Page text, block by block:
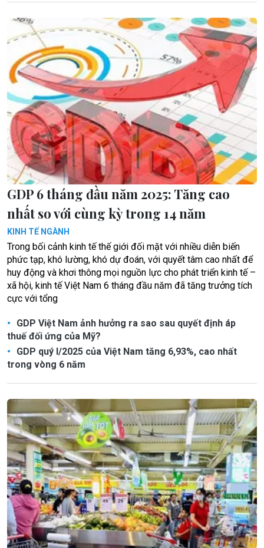
GDP 6 tháng đầu năm 2025: Tăng cao
nhất so với cùng kỳ trong 14 năm
KINH TẾ NGÀNH
Trong bối cảnh kinh tế thế giới đối mặt với nhiều diễn biến
phức tạp, khó lường, khó dự đoán, với quyết tâm cao nhất để
huy động và khơi thông mọi nguồn lực cho phát triển kinh tế –
xã hội, kinh tế Việt Nam 6 tháng đầu năm đã tăng trưởng tích
cực với tổng
GDP Việt Nam ảnh hưởng ra sao sau quyết định áp
thuế đối ứng của Mỹ?
GDP quý I/2025 của Việt Nam tăng 6,93%, cao nhất
trong vòng 6 năm